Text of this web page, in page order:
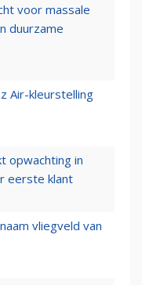
voor massale
duurzame
Air-kleurstelling
opwachting in
eerste klant
vliegveld van